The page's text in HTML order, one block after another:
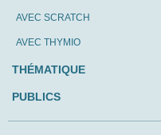
AVEC SCRATCH
AVEC THYMIO
THÉMATIQUE
PUBLICS